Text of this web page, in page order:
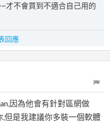
才不會買到不適合自己用的
回應
因為他會有針對區網做
但是我建議你多裝一個軟體